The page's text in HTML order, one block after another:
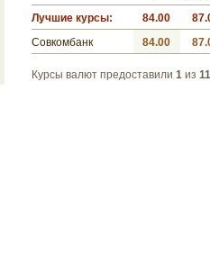
Лучшие курсы: 84.00
Совкомбанк
84.00
Курсы валют предоставили 1 из